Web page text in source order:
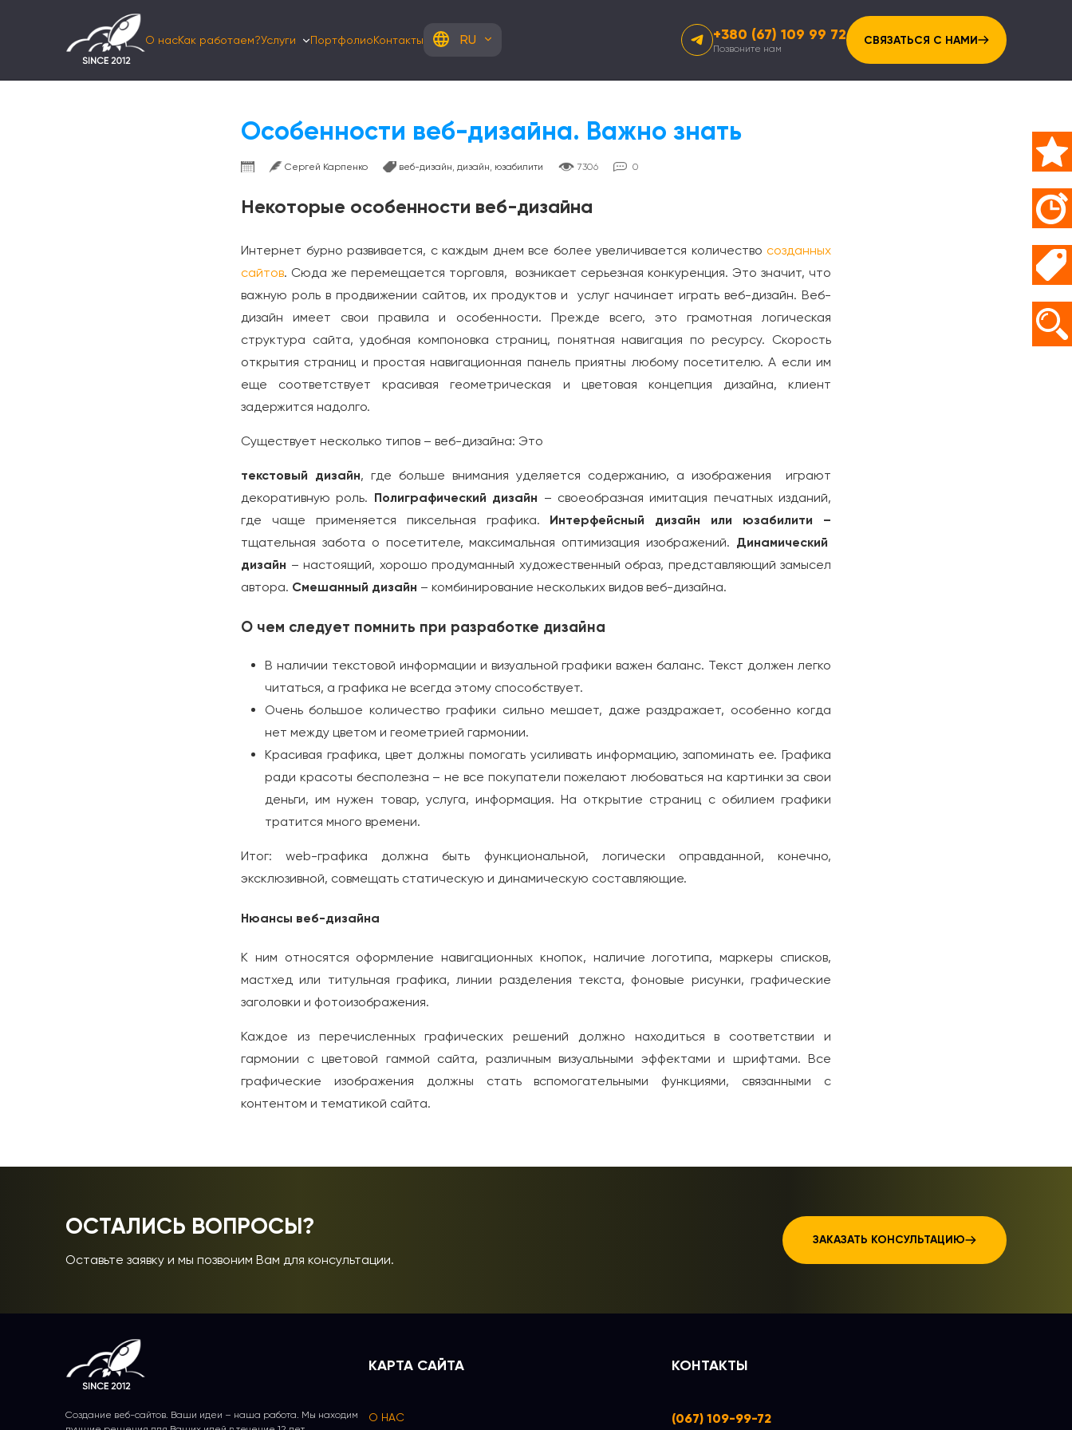
О насКак работаем?Услуги ПортфолиоКонтакты RU +380 (67) 109 99 72
Позвоните нам
СВЯЗАТЬСЯ С НАМИ
Особенности веб-дизайна. Важно знать
Сергей Карпенко веб-дизайн, дизайн, юзабилити 7306 0
Некоторые особенности веб-дизайна
Интернет бурно развивается, с каждым днем все более увеличивается количество созданных
сайтов. Сюда же перемещается торговля, возникает серьезная конкуренция. Это значит, что
важную роль в продвижении сайтов, их продуктов и услуг начинает играть веб-дизайн. Веб-
дизайн имеет свои правила и особенности. Прежде всего, это грамотная логическая
структура сайта, удобная компоновка страниц, понятная навигация по ресурсу. Скорость
открытия страниц и простая навигационная панель приятны любому посетителю. А если им
еще соответствует красивая геометрическая и цветовая концепция дизайна, клиент
задержится надолго.
Существует несколько типов – веб-дизайна: Это
текстовый дизайн, где больше внимания уделяется содержанию, а изображения играют
декоративную роль. Полиграфический дизайн – своеобразная имитация печатных изданий,
где чаще применяется пиксельная графика. Интерфейсный дизайн или юзабилити –
тщательная забота о посетителе, максимальная оптимизация изображений. Динамический
дизайн – настоящий, хорошо продуманный художественный образ, представляющий замысел
автора. Смешанный дизайн – комбинирование нескольких видов веб-дизайна.
О чем следует помнить при разработке дизайна
В наличии текстовой информации и визуальной графики важен баланс. Текст должен легко
читаться, а графика не всегда этому способствует.
Очень большое количество графики сильно мешает, даже раздражает, особенно когда
нет между цветом и геометрией гармонии.
Красивая графика, цвет должны помогать усиливать информацию, запоминать ее. Графика
ради красоты бесполезна – не все покупатели пожелают любоваться на картинки за свои
деньги, им нужен товар, услуга, информация. На открытие страниц с обилием графики
тратится много времени.
Итог: web-графика должна быть функциональной, логически оправданной, конечно,
эксклюзивной, совмещать статическую и динамическую составляющие.
Нюансы веб-дизайна
К ним относятся оформление навигационных кнопок, наличие логотипа, маркеры списков,
мастхед или титульная графика, линии разделения текста, фоновые рисунки, графические
заголовки и фотоизображения.
Каждое из перечисленных графических решений должно находиться в соответствии и
гармонии с цветовой гаммой сайта, различным визуальными эффектами и шрифтами. Все
графические изображения должны стать вспомогательными функциями, связанными с
контентом и тематикой сайта.
ОСТАЛИСЬ ВОПРОСЫ?
Оставьте заявку и мы позвоним Вам для консультации.
ЗАКАЗАТЬ КОНСУЛЬТАЦИЮ
Создание веб-сайтов. Ваши идеи – наша работа. Мы находим
КАРТА САЙТА
О НАС
КОНТАКТЫ
(067) 109-99-72